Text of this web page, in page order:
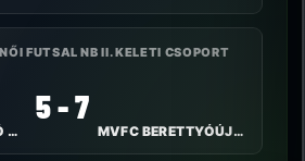
NŐI FUTSAL NB II. KELETI CSOPORT
EGER LABDARÚGÓ SPORT KFT.
5 - 7
MVFC BERETTYÓÚJFALU